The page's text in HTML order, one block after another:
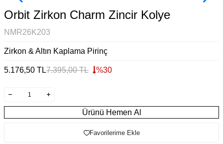
Orbit Zirkon Charm Zincir Kolye
NMR26K203
Zirkon & Altın Kaplama Pirinç
5.176,50 TL7.395,00TL %30
Ürünü Hemen Al
Favorilerime Ekle